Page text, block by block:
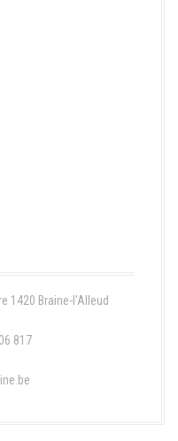
1420 Braine-l'Alleud
817